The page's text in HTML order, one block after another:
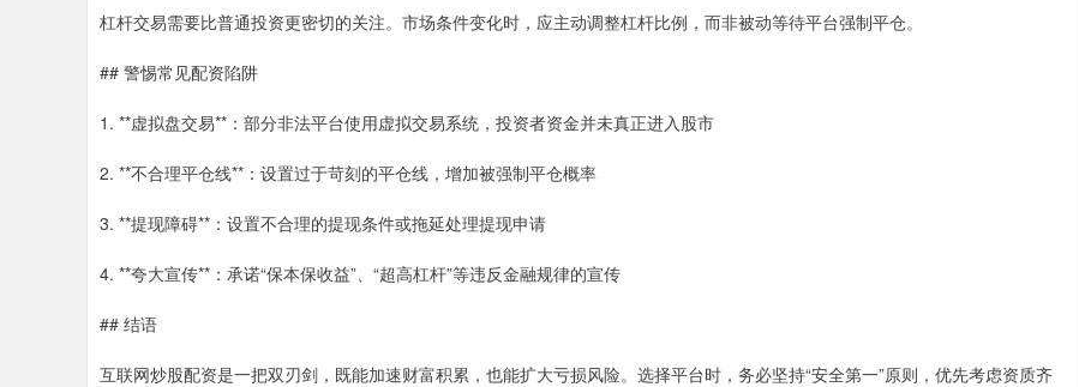
杠杆交易需要比普通投资更密切的关注。市场条件变化时，应主动调整杠杆比例，而非被动等待平台强制平仓。
## 警惕常见配资陷阱
1. **虚拟盘交易**：部分非法平台使用虚拟交易系统，投资者资金并未真正进入股市
2. **不合理平仓线**：设置过于苛刻的平仓线，增加被强制平仓概率
3. **提现障碍**：设置不合理的提现条件或拖延处理提现申请
4. **夸大宣传**：承诺“保本保收益”、“超高杠杆”等违反金融规律的宣传
## 结语
互联网炒股配资是一把双刃剑，既能加速财富积累，也能扩大亏损风险。选择平台时，务必坚持“安全第一”原则，优先考虑资质齐